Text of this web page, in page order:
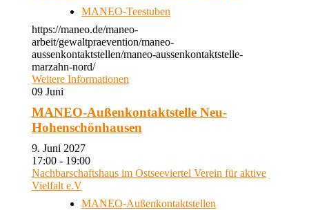
MANEO-Teestuben
https://maneo.de/maneo-
arbeit/gewaltpraevention/maneo-
aussenkontaktstellen/maneo-aussenkontaktstelle-
marzahn-nord/
Weitere Informationen
09 Juni
MANEO-Außenkontaktstelle Neu-
Hohenschönhausen
9. Juni 2027
17:00 - 19:00
Nachbarschaftshaus im Ostseeviertel Verein für aktive
Vielfalt e.V
MANEO-Außenkontaktstellen